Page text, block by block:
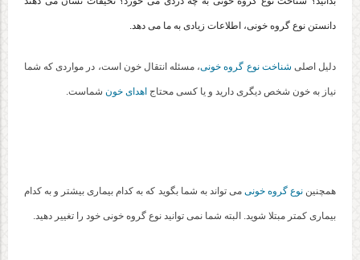
دانستن نوع گروه خونی، اطلاعات زیادی به ما می دهد.
دلیل اصلی شناخت نوع گروه خونی، مسئله انتقال خون است، در مواردی که شما
نیاز به خون شخص دیگری دارید و یا کسی محتاج اهدای خون شماست.
همچنیننوع گروه خونی می تواند به شما بگوید که به کدام بیماری بیشتر و به کدام
بیماری کمتر مبتلا شوید. البته شما نمی توانید نوع گروه خونی خود را تغییر دهید.